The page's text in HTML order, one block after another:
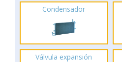
Condensador
Válvula expansión